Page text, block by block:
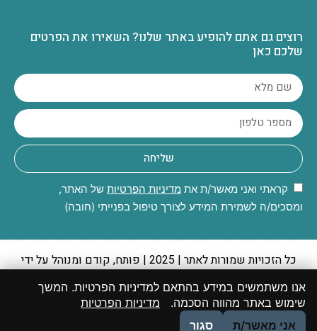
רוצים גם אתם להופיע באתר שלנו? השאירו את הפרטים
שלכם כאן
שליחה
קראתי ואני מאשר/ת את מדיניות הפרטיות של האתר,
ומסכים/ה לשמירת המידע לצורך טיפול בפנייתי (חובה)
כל הזכויות שמורות לאתר | 2025 | פותח, קודם ומנוהל על ידי
יתכנו מקרים שבהם לא הצלחנו לאתר את המקור או שהוא אינו ידוע
והתכנים פורסמו בהתאם לסעיף 27א לחוק זכות יוצרים. במידה
אנו משתמשים במידע בהתאם למדיניות הפרטיות. המשך
שימוש באתר מהווה הסכמה. מדיניות הפרטיות
אני מאשר/ת
סגור